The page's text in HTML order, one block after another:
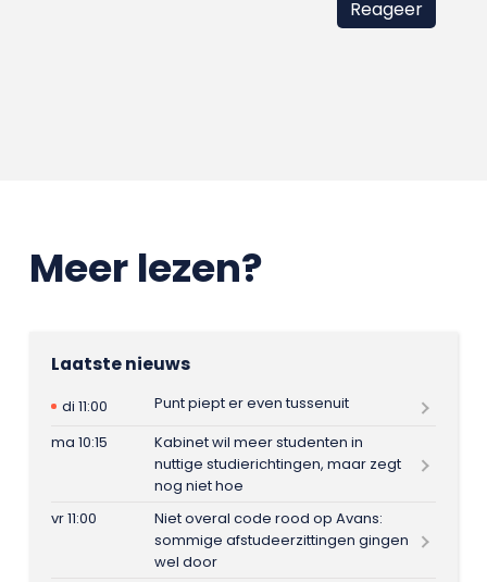
Meer lezen?
Laatste nieuws
di 11:00
Punt piept er even tussenuit
ma 10:15
Kabinet wil meer studenten in
nuttige studierichtingen, maar zegt
nog niet hoe
vr 11:00
Niet overal code rood op Avans:
sommige afstudeerzittingen gingen
wel door